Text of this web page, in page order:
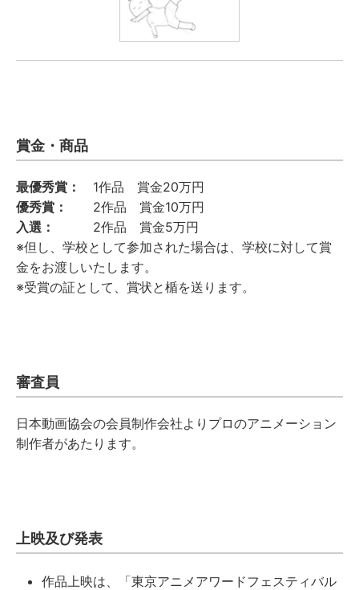
賞金・商品
最優秀賞：
1作品 賞金20万円
優秀賞：
2作品 賞金10万円
入選：
2作品 賞金5万円
※但し、学校として参加された場合は、学校に対して賞
金をお渡しいたします。
※受賞の証として、賞状と楯を送ります。
審査員
日本動画協会の会員制作会社よりプロのアニメーション
制作者があたります。
上映及び発表
作品上映は、「東京アニメアワードフェスティバル